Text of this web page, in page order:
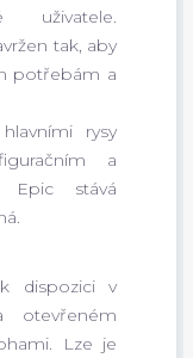
uživatele.
tak, aby
potřebám a
rysy
a
Epic stává
dispozici v
otevřeném
Lze je